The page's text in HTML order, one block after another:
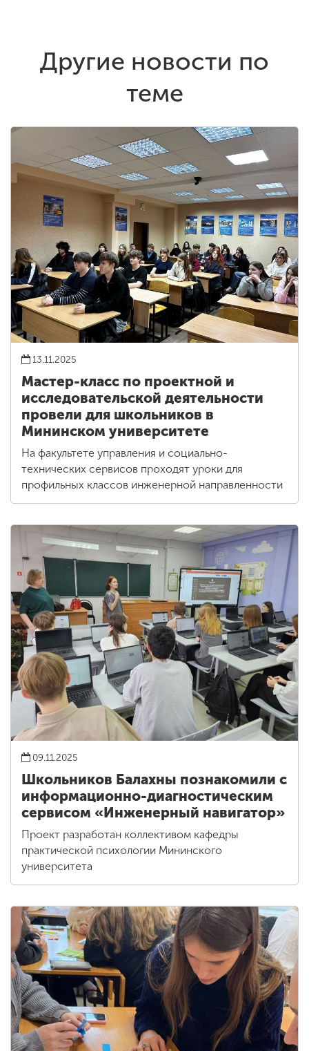
Другие новости по
теме
13.11.2025
Мастер-класс по проектной и
исследовательской деятельности
провели для школьников в
Мининском университете
На факультете управления и социально-
технических сервисов проходят уроки для
профильных классов инженерной направленности
09.11.2025
Школьников Балахны познакомили с
информационно-диагностическим
сервисом «Инженерный навигатор»
Проект разработан коллективом кафедры
практической психологии Мининского
университета